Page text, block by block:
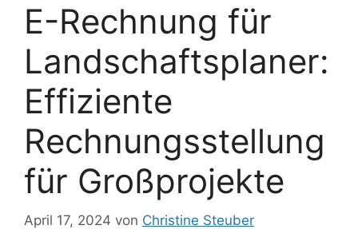
E-Rechnung für
Landschaftsplaner:
Effiziente
Rechnungsstellung
für Großprojekte
April 17, 2024 von Christine Steuber